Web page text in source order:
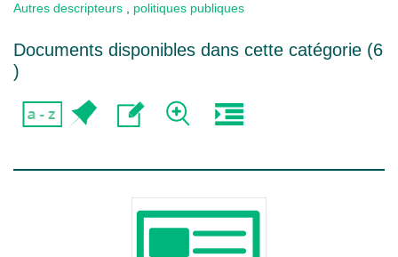
Autres descripteurs politiques publiques
Documents disponibles dans cette catégorie (6
)